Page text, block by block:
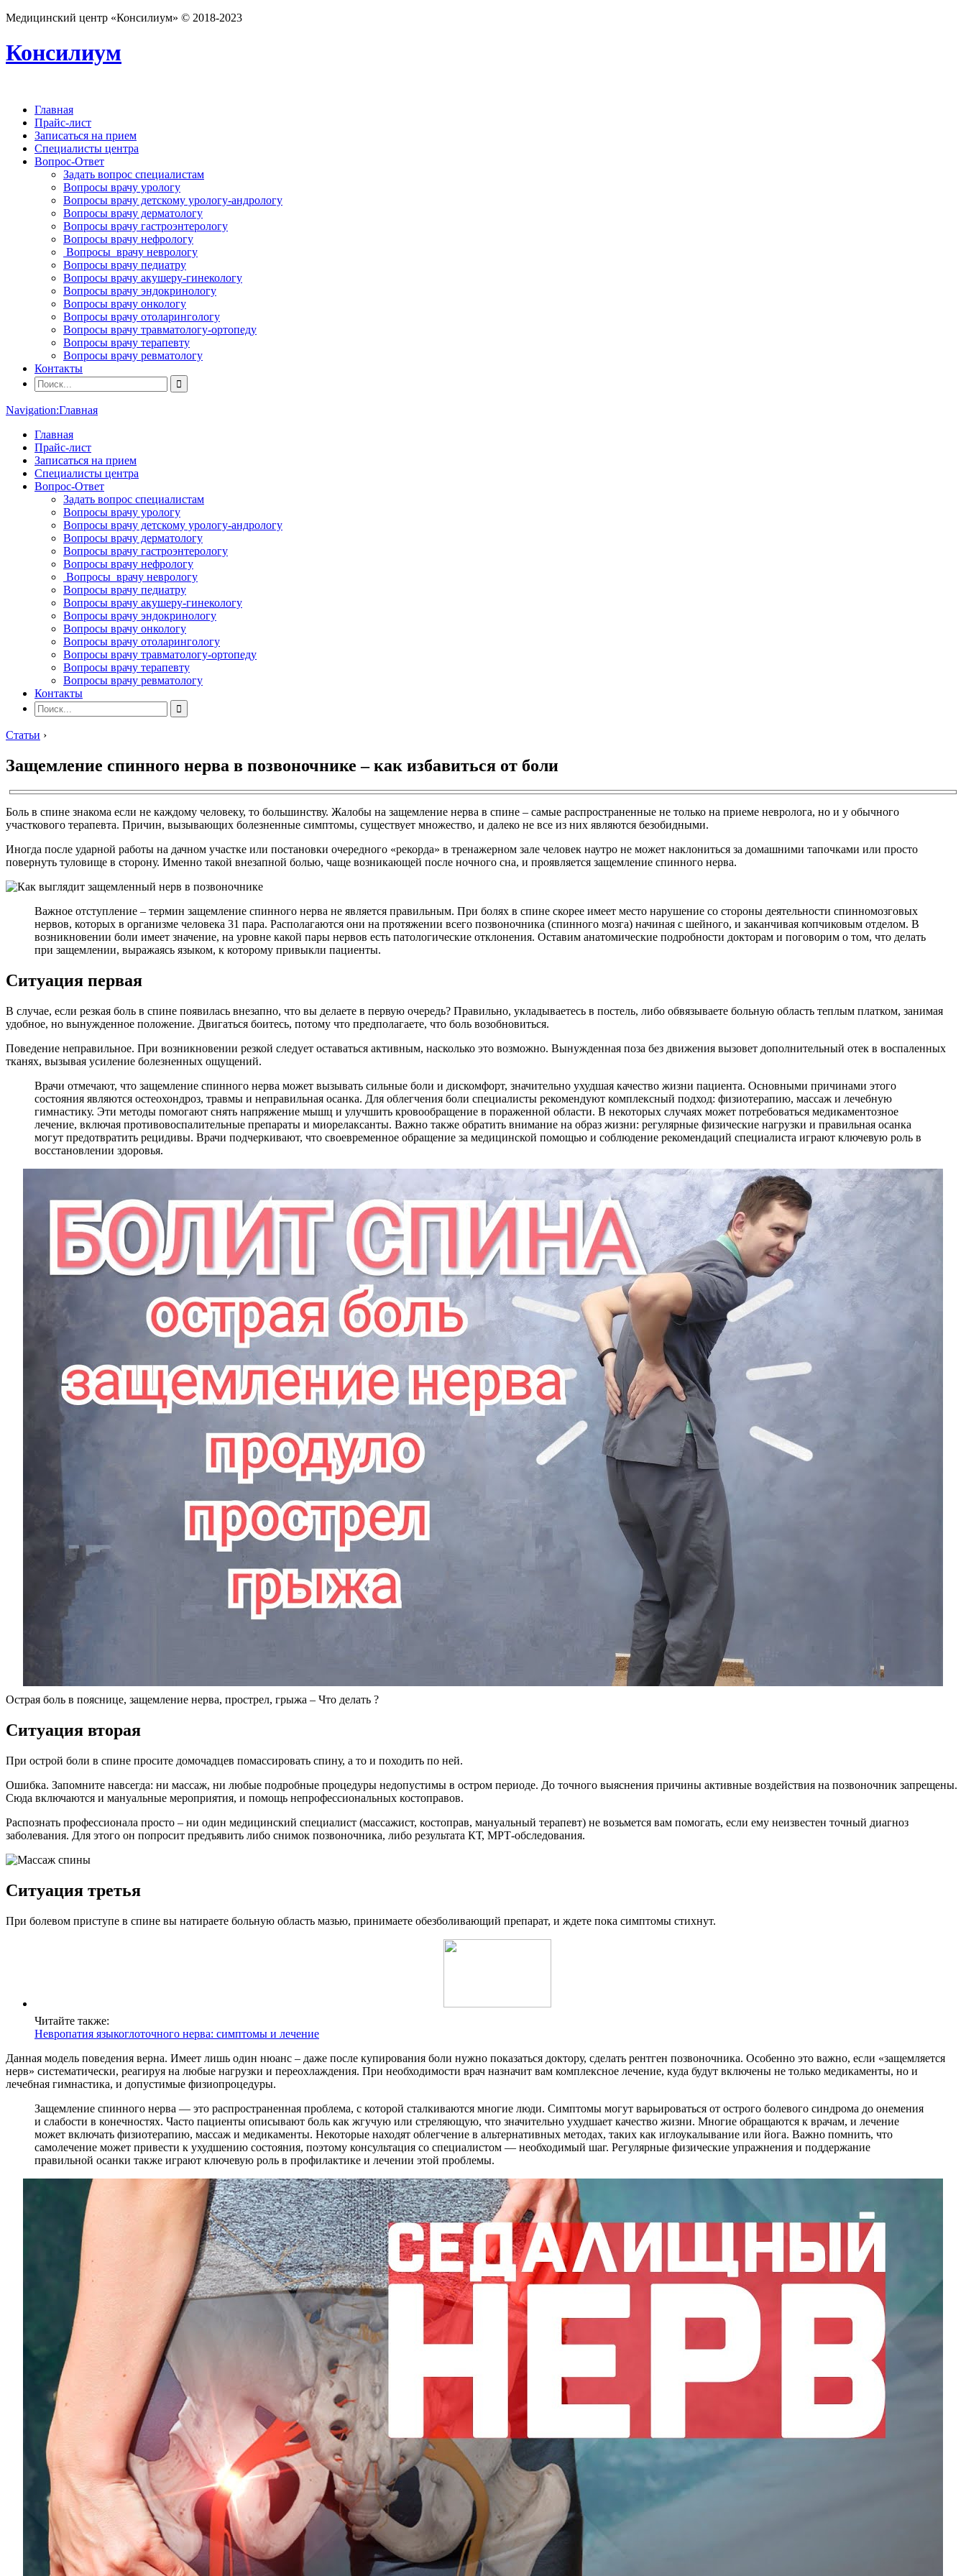
Медицинский центр «Консилиум» © 2018-2023
Консилиум
Главная
Прайс-лист
Записаться на прием
Специалисты центра
Вопрос-Ответ
Задать вопрос специалистам
Вопросы врачу урологу
Вопросы врачу детскому урологу-андрологу
Вопросы врачу дерматологу
Вопросы врачу гастроэнтерологу
Вопросы врачу нефрологу
Вопросы врачу неврологу
Вопросы врачу педиатру
Вопросы врачу акушеру-гинекологу
Вопросы врачу эндокринологу
Вопросы врачу онкологу
Вопросы врачу отоларингологу
Вопросы врачу травматологу-ортопеду
Вопросы врачу терапевту
Вопросы врачу ревматологу
Контакты
Navigation:Главная
Главная
Прайс-лист
Записаться на прием
Специалисты центра
Вопрос-Ответ
Задать вопрос специалистам
Вопросы врачу урологу
Вопросы врачу детскому урологу-андрологу
Вопросы врачу дерматологу
Вопросы врачу гастроэнтерологу
Вопросы врачу нефрологу
Вопросы врачу неврологу
Вопросы врачу педиатру
Вопросы врачу акушеру-гинекологу
Вопросы врачу эндокринологу
Вопросы врачу онкологу
Вопросы врачу отоларингологу
Вопросы врачу травматологу-ортопеду
Вопросы врачу терапевту
Вопросы врачу ревматологу
Контакты
Статьи ›
Защемление спинного нерва в позвоночнике – как избавиться от боли
Боль в спине знакома если не каждому человеку, то большинству. Жалобы на защемление нерва в спине – самые распространенные не только на приеме невролога, но и у обычного
участкового терапевта. Причин, вызывающих болезненные симптомы, существует множество, и далеко не все из них являются безобидными.
Иногда после ударной работы на дачном участке или постановки очередного «рекорда» в тренажерном зале человек наутро не может наклониться за домашними тапочками или просто
повернуть туловище в сторону. Именно такой внезапной болью, чаще возникающей после ночного сна, и проявляется защемление спинного нерва.
Важное отступление – термин защемление спинного нерва не является правильным. При болях в спине скорее имеет место нарушение со стороны деятельности спинномозговых
нервов, которых в организме человека 31 пара. Располагаются они на протяжении всего позвоночника (спинного мозга) начиная с шейного, и заканчивая копчиковым отделом. В
возникновении боли имеет значение, на уровне какой пары нервов есть патологические отклонения. Оставим анатомические подробности докторам и поговорим о том, что делать
при защемлении, выражаясь языком, к которому привыкли пациенты.
Ситуация первая
В случае, если резкая боль в спине появилась внезапно, что вы делаете в первую очередь? Правильно, укладываетесь в постель, либо обвязываете больную область теплым платком, занимая
удобное, но вынужденное положение. Двигаться боитесь, потому что предполагаете, что боль возобновиться.
Поведение неправильное. При возникновении резкой следует оставаться активным, насколько это возможно. Вынужденная поза без движения вызовет дополнительный отек в воспаленных
тканях, вызывая усиление болезненных ощущений.
Врачи отмечают, что защемление спинного нерва может вызывать сильные боли и дискомфорт, значительно ухудшая качество жизни пациента. Основными причинами этого
состояния являются остеохондроз, травмы и неправильная осанка. Для облегчения боли специалисты рекомендуют комплексный подход: физиотерапию, массаж и лечебную
гимнастику. Эти методы помогают снять напряжение мышц и улучшить кровообращение в пораженной области. В некоторых случаях может потребоваться медикаментозное
лечение, включая противовоспалительные препараты и миорелаксанты. Важно также обратить внимание на образ жизни: регулярные физические нагрузки и правильная осанка
могут предотвратить рецидивы. Врачи подчеркивают, что своевременное обращение за медицинской помощью и соблюдение рекомендаций специалиста играют ключевую роль в
восстановлении здоровья.
Острая боль в пояснице, защемление нерва, прострел, грыжа – Что делать ?
Ситуация вторая
При острой боли в спине просите домочадцев помассировать спину, а то и походить по ней.
Ошибка. Запомните навсегда: ни массаж, ни любые подробные процедуры недопустимы в остром периоде. До точного выяснения причины активные воздействия на позвоночник запрещены.
Сюда включаются и мануальные мероприятия, и помощь непрофессиональных костоправов.
Распознать профессионала просто – ни один медицинский специалист (массажист, костоправ, мануальный терапевт) не возьмется вам помогать, если ему неизвестен точный диагноз
заболевания. Для этого он попросит предъявить либо снимок позвоночника, либо результата КТ, МРТ-обследования.
Ситуация третья
При болевом приступе в спине вы натираете больную область мазью, принимаете обезболивающий препарат, и ждете пока симптомы стихнут.
Читайте также:
Невропатия языкоглоточного нерва: симптомы и лечение
Данная модель поведения верна. Имеет лишь один нюанс – даже после купирования боли нужно показаться доктору, сделать рентген позвоночника. Особенно это важно, если «защемляется
нерв» систематически, реагируя на любые нагрузки и переохлаждения. При необходимости врач назначит вам комплексное лечение, куда будут включены не только медикаменты, но и
лечебная гимнастика, и допустимые физиопроцедуры.
Защемление спинного нерва — это распространенная проблема, с которой сталкиваются многие люди. Симптомы могут варьироваться от острого болевого синдрома до онемения
и слабости в конечностях. Часто пациенты описывают боль как жгучую или стреляющую, что значительно ухудшает качество жизни. Многие обращаются к врачам, и лечение
может включать физиотерапию, массаж и медикаменты. Некоторые находят облегчение в альтернативных методах, таких как иглоукалывание или йога. Важно помнить, что
самолечение может привести к ухудшению состояния, поэтому консультация со специалистом — необходимый шаг. Регулярные физические упражнения и поддержание
правильной осанки также играют ключевую роль в профилактике и лечении этой проблемы.